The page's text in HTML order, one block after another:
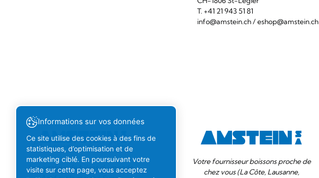
T. +41 21 943 51 81
info@amstein.ch/eshop@amstein.ch
Importateur de bières du monde.
Votre fournisseur boissons proche de
chez vous (La Côte, Lausanne,
Informations sur vos données
Ce site utilise des cookies à des fins de
statistiques, d’optimisation et de
marketing ciblé. En poursuivant votre
visite sur cette page, vous acceptez